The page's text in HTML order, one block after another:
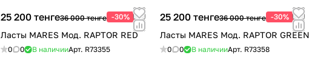
25 200 тенге36 000 тенге -30%
Ласты MARES Мод. RAPTOR RED
0 0 В наличииАрт. R73355
25 200 тенге36 000 тенге -30%
Ласты MARES Мод. RAPTOR GREEN
0 0 В наличииАрт. R73358